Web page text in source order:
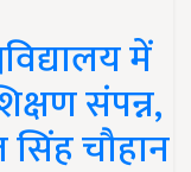
में
संपन्न,
सिंह चौहान